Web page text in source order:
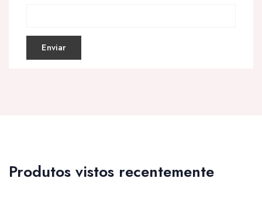
Produtos vistos recentemente